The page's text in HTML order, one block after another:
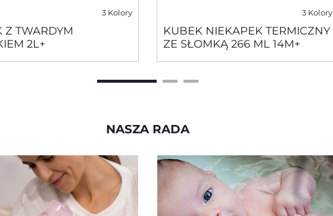
3 Kolory
Z TWARDYM
2L+
3 Kolory
KUBEK NIEKAPEK TERMICZNY
ZE SŁOMKĄ 266 ML 14M+
NASZA RADA